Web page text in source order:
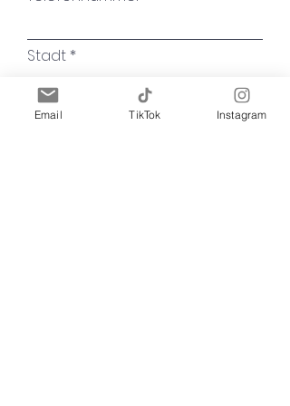
Stadt
Name des Kunstwerkes
Email TikTok Instagram